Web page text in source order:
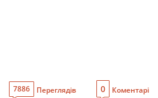
7886 Переглядів 0 Коментарі